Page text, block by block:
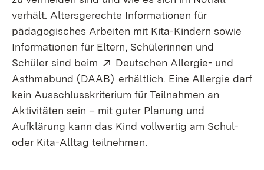
verhält. Altersgerechte Informationen für
pädagogisches Arbeiten mit Kita-Kindern sowie
Informationen für Eltern, Schülerinnen und
Schüler sind beim
Extern:
Deutschen Allergie- und
Asthmabund (DAAB) (Öffnet in neuem Fenster)
erhältlich. Eine Allergie darf
kein Ausschlusskriterium für Teilnahmen an
Aktivitäten sein – mit guter Planung und
Aufklärung kann das Kind vollwertig am Schul-
oder Kita-Alltag teilnehmen.